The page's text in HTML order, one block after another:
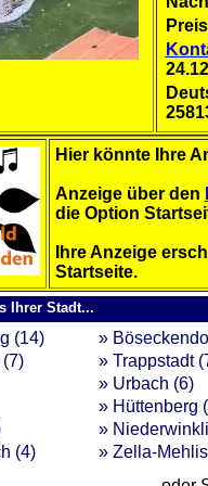
Hier könnte Ihre
Anzeige über den
die Option
Ihre Anzeige
Startseite.
Ihrer Stadt...
(14) »
» Trappstadt
» Urbach (6)
» Hüttenberg
»
(4)
» Zella-